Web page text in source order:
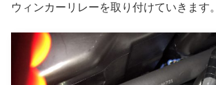
ウィンカーリレーを取り付けていきます。